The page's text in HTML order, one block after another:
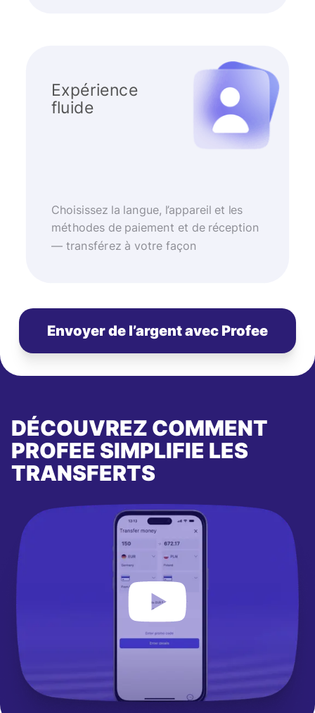
Expérience
fluide
Choisissez la langue, l’appareil et les
méthodes de paiement et de réception
— transférez à votre façon
Envoyer de l’argent avec Profee
DÉCOUVREZ COMMENT
PROFEE SIMPLIFIE LES
TRANSFERTS